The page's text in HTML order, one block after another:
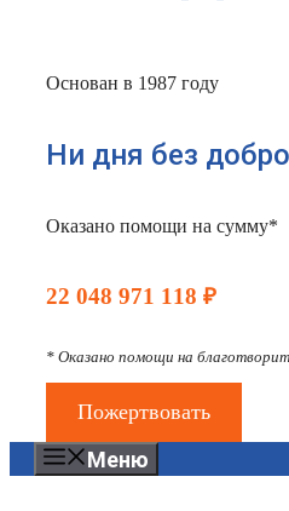
Основан в 1987 году
Ни дня без
Оказано помощи на сумму*
22 048 971 118 ₽
* Оказано помощи на
Пожертвовать
Меню